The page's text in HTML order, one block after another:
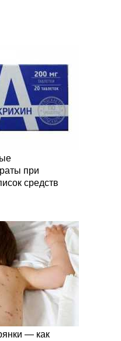
при
средств
— как